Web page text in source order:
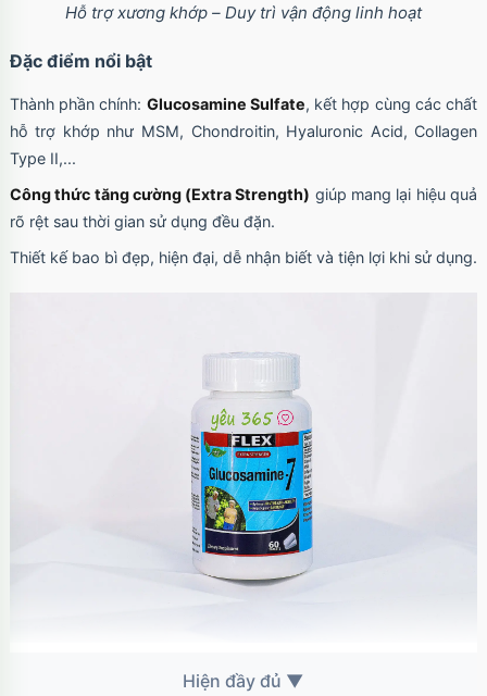
Hỗ trợ xương khớp – Duy trì vận động linh hoạt
Đặc điểm nổi bật
Thành phần chính: Glucosamine Sulfate, kết hợp cùng các chất
hỗ trợ khớp như MSM, Chondroitin, Hyaluronic Acid, Collagen
Type II,...
Công thức tăng cường (Extra Strength) giúp mang lại hiệu quả
rõ rệt sau thời gian sử dụng đều đặn.
Thiết kế bao bì đẹp, hiện đại, dễ nhận biết và tiện lợi khi sử dụng.